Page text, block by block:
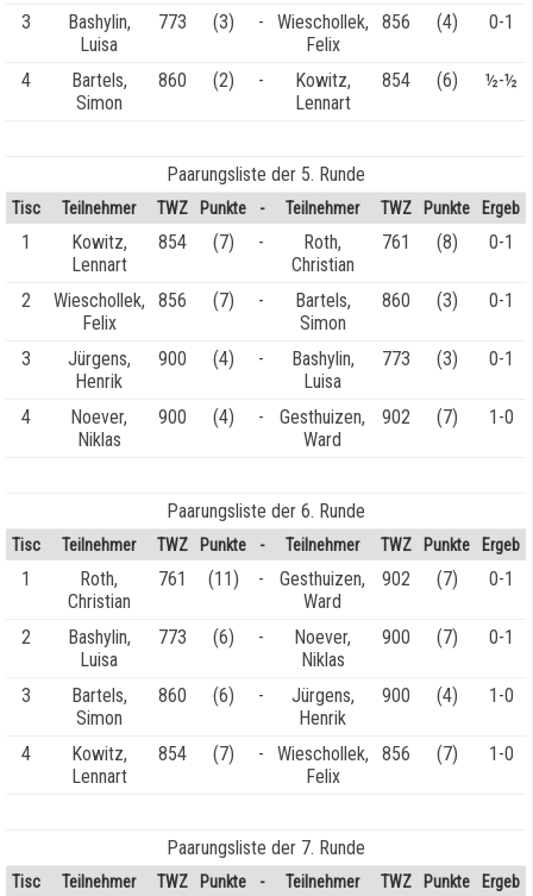
3
Bashylin,
Luisa
773 (3) -
Wieschollek,
Felix
856 (4) 0-1
4
Bartels,
Simon
860 (2) -
Kowitz,
Lennart
854 (6) ½-½
Paarungsliste der 5. Runde
Tisc Teilnehmer TWZ Punkte - Teilnehmer TWZ Punkte Ergeb
1
Kowitz,
Lennart
854 (7) -
Roth,
Christian
761 (8) 0-1
2
Wieschollek,
Felix
856 (7) -
Bartels,
Simon
860 (3) 0-1
3
Jürgens,
Henrik
900 (4) -
Bashylin,
Luisa
773 (3) 0-1
4
Noever,
Niklas
900 (4) -
Gesthuizen,
Ward
902 (7) 1-0
Paarungsliste der 6. Runde
Tisc Teilnehmer TWZ Punkte - Teilnehmer TWZ Punkte Ergeb
1
Roth,
Christian
761 (11) -
Gesthuizen,
Ward
902 (7) 0-1
2
Bashylin,
Luisa
773 (6) -
Noever,
Niklas
900 (7) 0-1
3
Bartels,
Simon
860 (6) -
Jürgens,
Henrik
900 (4) 1-0
4
Kowitz,
Lennart
854 (7) -
Wieschollek,
Felix
856 (7) 1-0
Paarungsliste der 7. Runde
Tisc Teilnehmer TWZ Punkte - Teilnehmer TWZ Punkte Ergeb